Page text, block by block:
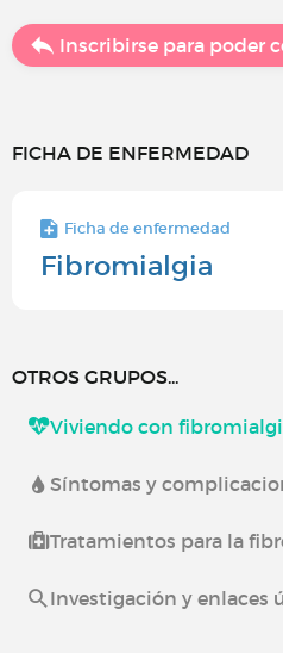
Inscribirse para poder
FICHA DE ENFERMEDAD
Ficha de enfermedad
Fibromialgia
OTROS GRUPOS...
Viviendo con
Síntomas y
Tratamientos para la
Investigación y enlaces